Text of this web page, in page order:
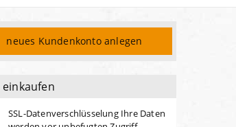
neues Kundenkonto anlegen
SSL-Datenverschlüsselung Ihre Daten